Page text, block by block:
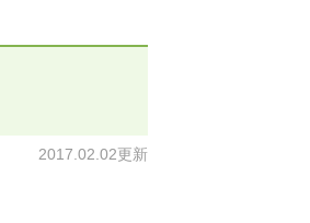
2017.02.02更新